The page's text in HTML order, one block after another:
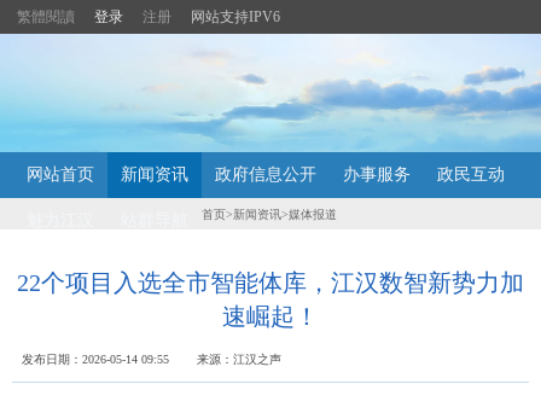
繁體閱讀 登录 注册 网站支持IPV6
网站首页 新闻资讯 政府信息公开 办事服务 政民互动
首页>新闻资讯>媒体报道
22个项目入选全市智能体库，江汉数智新势力加
速崛起！
发布日期：2026-05-14 09:55 来源：江汉之声